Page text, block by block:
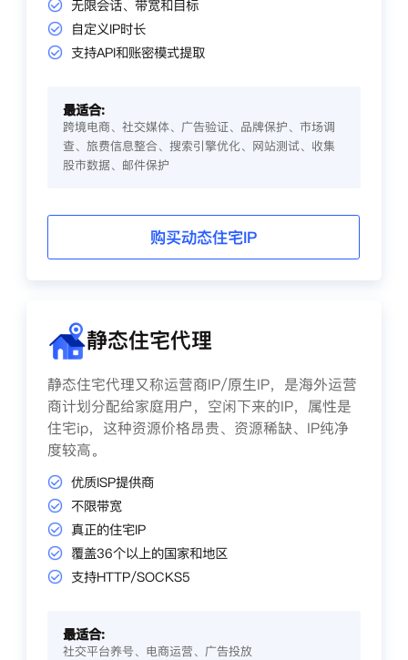
无限会话、带宽和目标
自定义IP时长
支持API和账密模式提取
最适合:
跨境电商、社交媒体、广告验证、品牌保护、市场调
查、旅费信息整合、搜索引擎优化、网站测试、收集
股市数据、邮件保护
购买动态住宅IP
静态住宅代理
静态住宅代理又称运营商IP/原生IP，是海外运营
商计划分配给家庭用户，空闲下来的IP，属性是
住宅ip，这种资源价格昂贵、资源稀缺、IP纯净
度较高。
优质ISP提供商
不限带宽
真正的住宅IP
覆盖36个以上的国家和地区
支持HTTP/SOCKS5
最适合:
社交平台养号、电商运营、广告投放